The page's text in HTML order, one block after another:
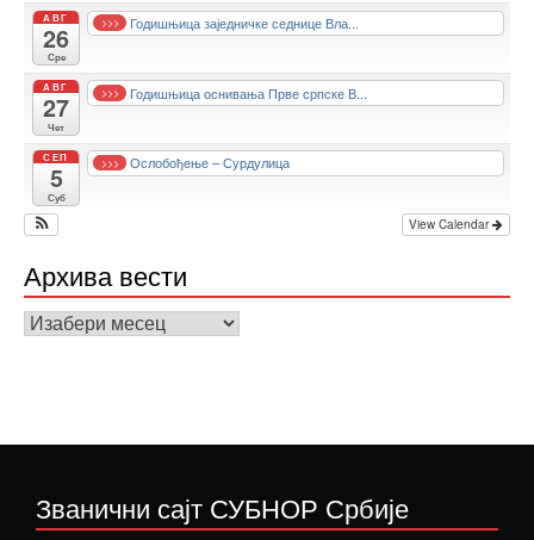
АВГ
26
Сре
>>> Годишњица заједничке седнице Вла...
АВГ
27
Чет
>>> Годишњица оснивања Прве српске В...
СЕП
5
Суб
>>> Ослобођење – Сурдулица
View Calendar
Архива вести
Архива
Званични сајт СУБНОР Србије